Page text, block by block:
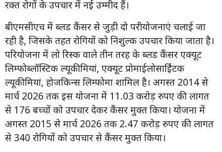
रक्त रोगों के उपचार में नई उम्मीद हैं।
बीएमसीएच में ब्लड कैंसर से जुड़ी दो परीयोजनाएं चलाई जा
रही है, जिसके तहत रोगियों को निशुल्क उपचार किया जाता है।
परियोजना में लो रिस्क वाले तीन तरह के ब्लड कैंसर एक्यूट
लिम्फोब्लॉस्टिक ल्यूकीमियां, एक्यूट प्रोमाईलोसाईिटक
ल्यूकीमियां, होजकिन्स लिम्फोमा शामिल है। अगस्त 2014 से
मार्च 2026 तक इस योजना में 11.03 करोड़ रुपए की लागत
से 176 बच्चों को उपचार देकर कैंसर मुक्त किया। योजना में
अगस्त 2015 से मार्च 2026 तक 2.47 करोड़ रुपए की लागत
से 340 रोगियों को उपचार से कैंसर मुक्त किया।